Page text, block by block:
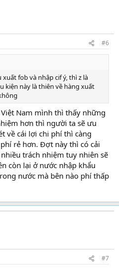
#6
fob và nhập cif ý, thì z là
kiện này là thiên về hàng xuất
Nam mình thì thấy những
hơn thì người ta sẽ ưu
về cái lợi chi phí thì càng
rẻ hơn. Đợt này thì có cải
trách nhiệm tuy nhiên sẽ
còn lại ở nước nhập khẩu
nước mà bên nào phí thấp
#7